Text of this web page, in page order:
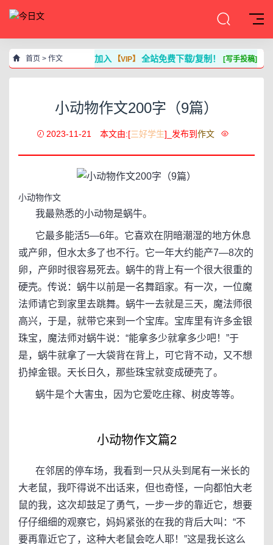
首页 > 作文 加入 【VIP】全站免费下载/复制！[写手投稿]
小动物作文200字（9篇）
2023-11-21 本文由:[三好学生]_发布到 作文
小动物作文
我最熟悉的小动物是蜗牛。
它最多能活5—6年。它喜欢在阴暗潮湿的地方休息
或产卵，但水太多了也不行。它一年大约能产7—8次的
卵，产卵时很容易死去。蜗牛的背上有一个很大很重的
硬壳。传说：蜗牛以前是一名舞蹈家。有一次，一位魔
法师请它到家里去跳舞。蜗牛一去就是三天，魔法师很
高兴，于是，就带它来到一个宝库。宝库里有许多金银
珠宝，魔法师对蜗牛说：“能拿多少就拿多少吧！”于
是，蜗牛就拿了一大袋背在背上，可它背不动，又不想
扔掉金银。天长日久，那些珠宝就变成硬壳了。
蜗牛是个大害虫，因为它爱吃庄稼、树皮等等。
小动物作文篇2
在邻居的停车场，我看到一只从头到尾有一米长的
大老鼠，我吓得说不出话来，但也奇怪，一向都怕大老
鼠的我，这次却鼓足了勇气，一步一步的靠近它，想要
仔仔细细的观察它，妈妈紧张的在我的背后大叫：“不
要再靠近它了，这种大老鼠会吃人耶！”这是我长这么